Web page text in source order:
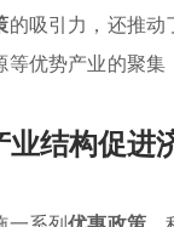
的吸引力，还推
优势产业的聚
业结构促进